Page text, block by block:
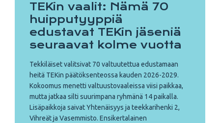
TEKin vaalit: Nämä 70
huipputyyppiä
edustavat TEKin jäseniä
seuraavat kolme vuotta
Tekkiläiset valitsivat 70 valtuutettua edustamaan
heitä TEKin päätöksenteossa kauden 2026-2029.
Kokoomus menetti valtuustovaaleissa viisi paikkaa,
mutta jatkaa silti suurimpana ryhmänä 14 paikalla.
Lisäpaikkoja saivat Yhtenäisyys ja teekkarihenki 2,
Vihreät ja Vasemmisto. Ensikertalainen